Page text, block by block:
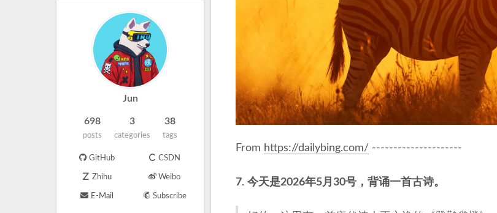
Jun
698
posts
3
categories
38
tags
GitHub CSDN
Zhihu Weibo
E-Mail Subscribe
From https://dailybing.com/ ---------------------
7. 今天是2026年5月30号，背诵一首古诗。